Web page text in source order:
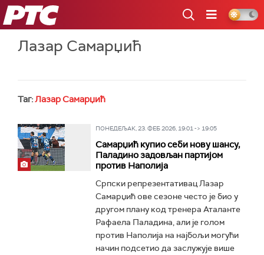
РТС
Лазар Самарџић
Таг:Лазар Самарџић
ПОНЕДЕЉАК, 23. ФЕБ 2026, 19:01 -> 19:05
Самарџић купио себи нову шансу,
Паладино задовљан партијом
против Наполија
Српски репрезентативац Лазар
Самарџић ове сезоне често је био у
другом плану код тренера Аталанте
Рафаела Паладина, али је голом
против Наполија на најбољи могући
начин подсетио да заслужује више